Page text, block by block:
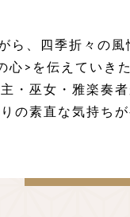
ら、四季折々の
>を伝えていき
・巫女・雅楽奏
の素直な気持ち